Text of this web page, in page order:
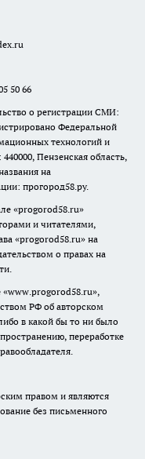
50 66
о регистрации СМИ:
Федеральной
технологий и
Пензенская область,
на
прогород58.ру.
«progorod58.ru»
и читателями,
«progorod58.ru» на
о правах на
«www.progorod58.ru»,
РФ об авторском
в какой бы то ни было
переработке
правом и являются
без письменного